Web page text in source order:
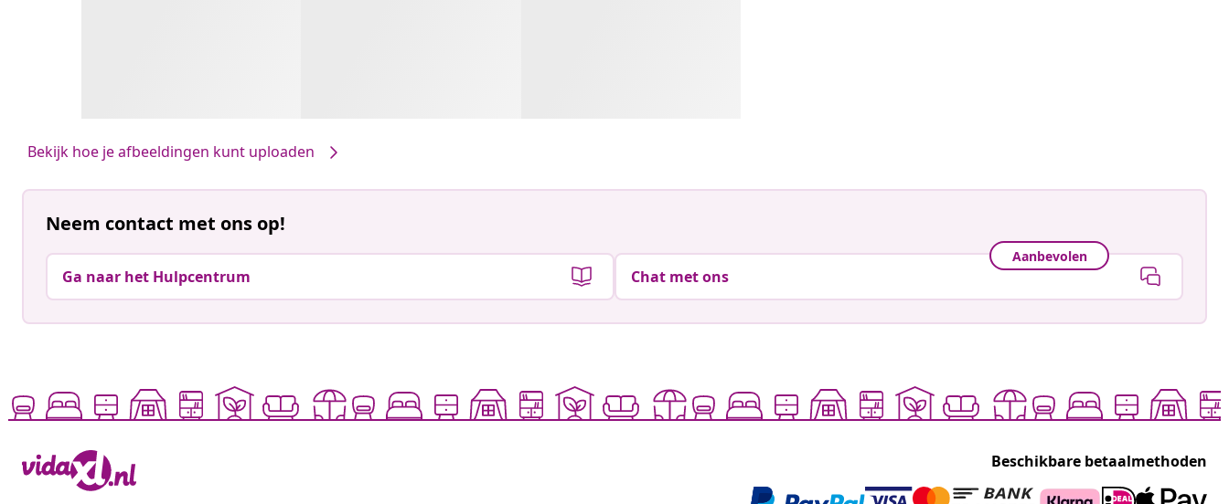
Bekijk hoe je afbeeldingen kunt uploaden
Neem contact met ons op!
Ga naar het Hulpcentrum
Aanbevolen
Chat met ons
Beschikbare betaalmethoden